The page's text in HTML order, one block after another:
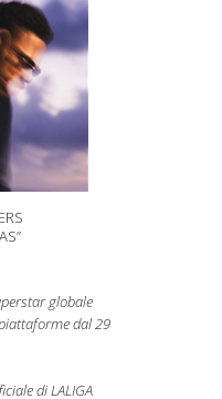
globale
dal 29
di LALIGA